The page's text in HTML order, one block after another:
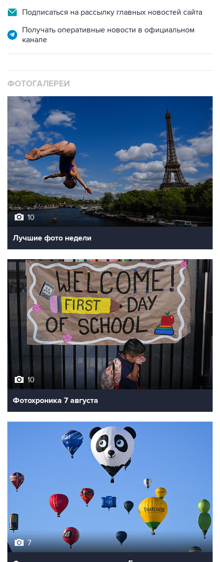
Подписаться на рассылку главных новостей сайта
Получать оперативные новости в официальном
канале
ФОТОГАЛЕРЕИ
10
Лучшие фото недели
10
Фотохроника 7 августа
7